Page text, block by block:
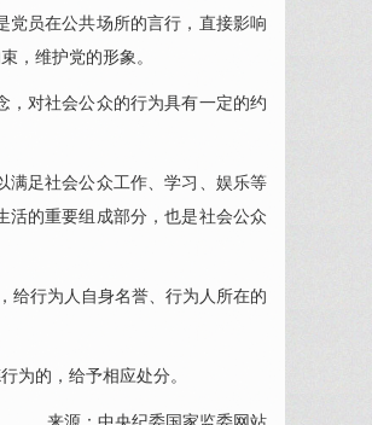
党员在公共场所的言行，直接影响
，维护党的形象。
对社会公众的行为具有一定的约
足社会公众工作、学习、娱乐等
活的重要组成部分，也是社会公众
行为人自身名誉、行为人所在的
的，给予相应处分。